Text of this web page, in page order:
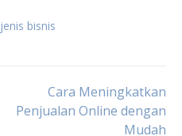
jenis bisnis
Cara Meningkatkan
Penjualan Online dengan
Mudah